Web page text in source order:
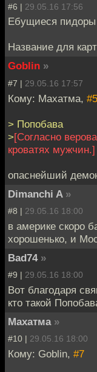
#6 | 29.05.16 17:56
Ебущиеся
Название для
Goblin »
#7 | 29.05.16 17:57
Кому: Махатма, #5
> Попобава
>[Согласно
кроватях мужчин.]
опаснейший
Dimanchi A »
#8 | 29.05.16 18:00
в америке скоро
хорошенько, и
Bad74 »
#9 | 29.05.16 18:00
Вот благодаря
кто такой
Махатма »
#10 | 29.05.16 18:00
Кому: Goblin, #7